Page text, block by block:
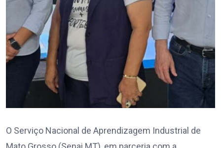
O Serviço Nacional de Aprendizagem Industrial de